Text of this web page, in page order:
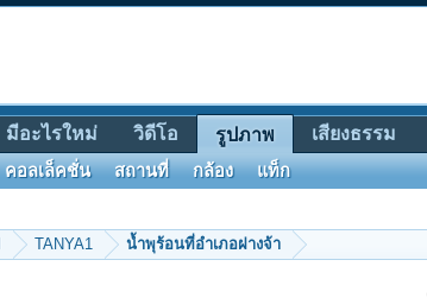
TANYA1 น้ำพุร้อนที่อำเภอฝางจ้า
มีอะไรใหม่ วิดีโอ รูปภาพ
คอลเล็คชั่น สถานที่ กล้อง แท็ก
เสียงธรรม